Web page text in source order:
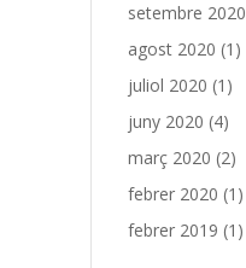
setembre 2020
agost 2020 (1)
juliol 2020 (1)
juny 2020 (4)
març 2020 (2)
febrer 2020 (1)
febrer 2019 (1)